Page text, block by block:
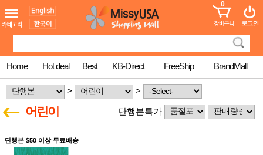
도 어린이
청소년
컬러링
북
한국학
습지
미국학
습지
국 송
꽃배송
MissyShop
Login
0
Home Hot deal Best KB-Direct FreeShip BrandMall
> >
어린이 단행본특가
단행본 $50 이상 무료배송